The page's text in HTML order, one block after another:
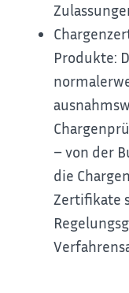
Produkte:
– von der
die
Zertifikate